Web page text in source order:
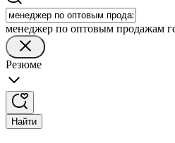
менеджер по оптовым продажам
Резюме
Найти